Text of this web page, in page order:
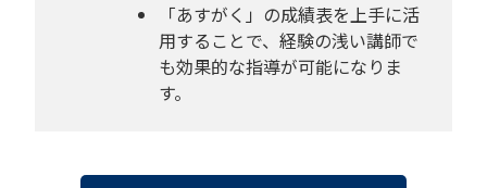
「あすがく」の成績表を上手に活
用することで、経験の浅い講師で
も効果的な指導が可能になりま
す。